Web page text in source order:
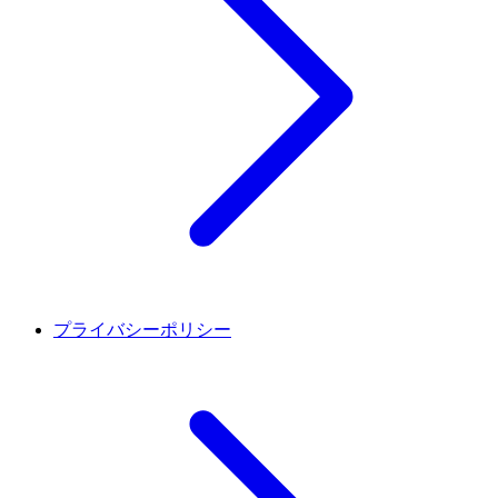
プライバシーポリシー